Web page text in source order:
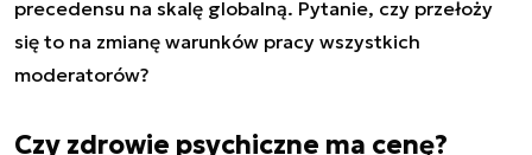
precedensu na skalę globalną. Pytanie, czy przełoży
się to na zmianę warunków pracy wszystkich
moderatorów?
Czy zdrowie psychiczne ma cenę?